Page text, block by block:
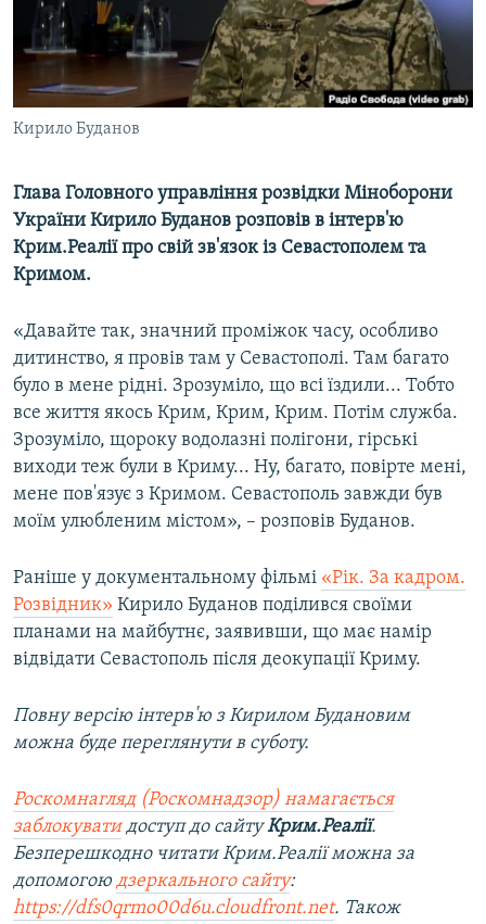
ВІДЕОУРОКИ «ELIFBE»
СВІДЧЕННЯ ОКУПАЦІЇ
УКРАЇНСЬКА ПРОБЛЕМА КРИМУ
ІНФОГРАФІКА
Русский
Qırımtatar
ДОЛУЧАЙСЯ!
Усі сайти RFE/RL
Кирило Буданов
Глава Головного управління розвідки Міноборони
України Кирило Буданов розповів в інтерв'ю
Крим.Реалії про свій зв'язок із Севастополем та
Кримом.
«Давайте так, значний проміжок часу, особливо
дитинство, я провів там у Севастополі. Там багато
було в мене рідні. Зрозуміло, що всі їздили... Тобто
все життя якось Крим, Крим, Крим. Потім служба.
Зрозуміло, щороку водолазні полігони, гірські
виходи теж були в Криму... Ну, багато, повірте мені,
мене пов'язує з Кримом. Севастополь завжди був
моїм улюбленим містом», – розповів Буданов.
Раніше у документальному фільмі «Рік. За кадром.
Розвідник» Кирило Буданов поділився своїми
планами на майбутнє, заявивши, що має намір
відвідати Севастополь після деокупації Криму.
Повну версію інтерв'ю з Кирилом Будановим
можна буде переглянути в суботу.
Роскомнагляд (Роскомнадзор) намагається
заблокуватидоступ до сайтуКрим.Реалії.
Безперешкодно читати Крим.Реалії можна за
допомогою дзеркального сайту:
https://dfs0qrmo00d6u.cloudfront.net. Також